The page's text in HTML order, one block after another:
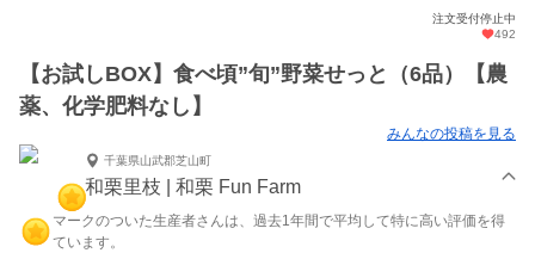
注文受付停止中
492
【お試しBOX】食べ頃”旬”野菜せっと（6品）【農
薬、化学肥料なし】
みんなの投稿を見る
千葉県山武郡芝山町
和栗里枝 | 和栗 Fun Farm
マークのついた生産者さんは、過去1年間で平均して特に高い評価を得
ています。